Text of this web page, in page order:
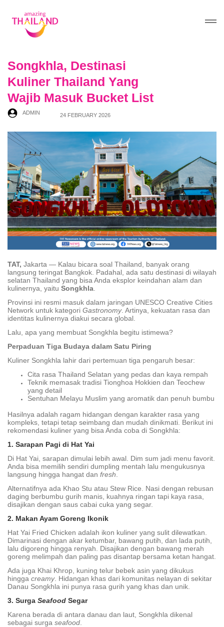
Songkhla, Destinasi
Kuliner Thailand Yang
Wajib Masuk Bucket List
ADMIN 24 FEBRUARY 2026
TAT, Jakarta — Kalau bicara soal Thailand, banyak orang
langsung teringat Bangkok. Padahal, ada satu destinasi di wilayah
selatan Thailand yang bisa Anda eksplor keindahan alam dan
kulinernya, yaitu Songkhla
Provinsi ini resmi masuk dalam jaringan UNESCO Creative Cities
Network untuk kategori Gastronomy. Artinya, kekuatan rasa dan
identitas kulinernya diakui secara global.
Lalu, apa yang membuat Songkhla begitu istimewa?
Perpaduan Tiga Budaya dalam Satu Piring
Kuliner Songkhla lahir dari pertemuan tiga pengaruh besar:
Cita rasa Thailand Selatan yang pedas dan kaya rempah
Teknik memasak tradisi Tionghoa Hokkien dan Teochew
yang detail
Sentuhan Melayu Muslim yang aromatik dan penuh bumbu
Hasilnya adalah ragam hidangan dengan karakter rasa yang
kompleks, tetapi tetap seimbang dan mudah dinikmati. Berikut ini
rekomendasi kuliner yang bisa Anda coba di Songkhla:
1. Sarapan Pagi di Hat Yai
Di Hat Yai, sarapan dimulai lebih awal. Dim sum jadi menu favorit.
Anda bisa memilih sendiri dumpling mentah lalu mengukusnya
langsung hingga hangat dan fresh
Alternatifnya ada Khao Stu atau Stew Rice. Nasi dengan rebusan
daging berbumbu gurih manis, kuahnya ringan tapi kaya rasa,
disajikan dengan saus cabai cuka yang segar.
2. Makan Ayam Goreng Ikonik
Hat Yai Fried Chicken adalah ikon kuliner yang sulit dilewatkan.
Dimarinasi dengan akar ketumbar, bawang putih, dan lada putih,
lalu digoreng hingga renyah. Disajikan dengan bawang merah
goreng melimpah dan paling pas disantap bersama ketan hangat.
Ada juga Khai Khrop, kuning telur bebek asin yang dikukus
hingga creamy. Hidangan khas dari komunitas nelayan di sekitar
Danau Songkhla ini punya rasa gurih yang khas dan unik.
3. Surga Seafood Segar
Karena berada di antara danau dan laut, Songkhla dikenal
sebagai surga seafood